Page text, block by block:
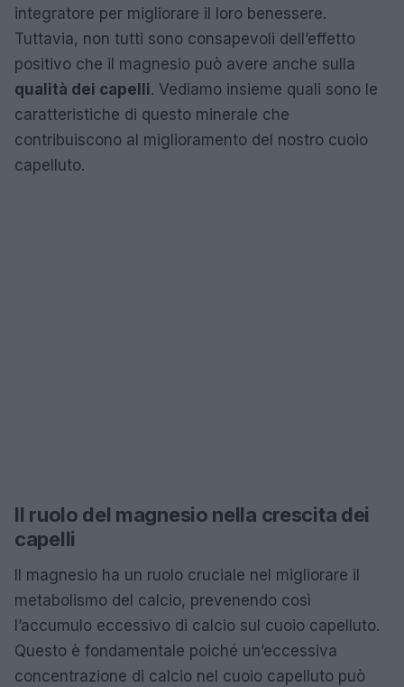
integratore per migliorare il loro benessere.
Tuttavia, non tutti sono consapevoli dell’effetto
positivo che il magnesio può avere anche sulla
qualità dei capelli. Vediamo insieme quali sono le
caratteristiche di questo minerale che
contribuiscono al miglioramento del nostro cuoio
capelluto.
Il ruolo del magnesio nella crescita dei
capelli
Il magnesio ha un ruolo cruciale nel migliorare il
metabolismo del calcio, prevenendo così
l’accumulo eccessivo di calcio sul cuoio capelluto.
Questo è fondamentale poiché un’eccessiva
concentrazione di calcio nel cuoio capelluto può